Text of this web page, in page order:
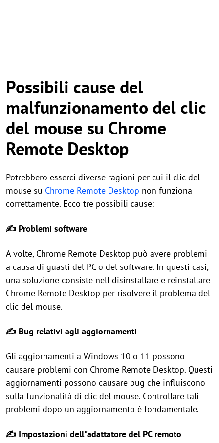
Possibili cause del
malfunzionamento del clic
del mouse su Chrome
Remote Desktop
Potrebbero esserci diverse ragioni per cui il clic del
mouse su Chrome Remote Desktop non funziona
correttamente. Ecco tre possibili cause:
✍ Problemi software
A volte, Chrome Remote Desktop può avere problemi
a causa di guasti del PC o del software. In questi casi,
una soluzione consiste nell disinstallare e reinstallare
Chrome Remote Desktop per risolvere il problema del
clic del mouse.
✍ Bug relativi agli aggiornamenti
Gli aggiornamenti a Windows 10 o 11 possono
causare problemi con Chrome Remote Desktop. Questi
aggiornamenti possono causare bug che influiscono
sulla funzionalità di clic del mouse. Controllare tali
problemi dopo un aggiornamento è fondamentale.
✍ Impostazioni dell"adattatore del PC remoto